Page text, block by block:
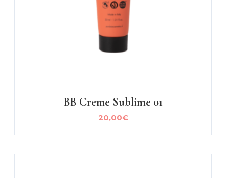
BB Creme Sublime 01
20,00€